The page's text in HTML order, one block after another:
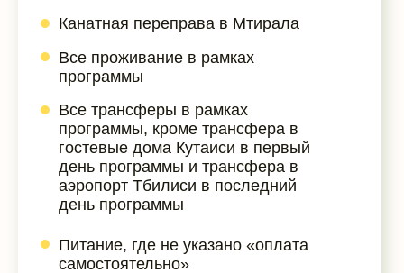
Питание, где не указано «оплата
самостоятельно»
Все трансферы в рамках
программы, кроме трансфера в
гостевые дома Кутаиси в первый
день программы и трансфера в
аэропорт Тбилиси в последний
день программы
Все проживание в рамках
программы
Канатная переправа в Мтирала